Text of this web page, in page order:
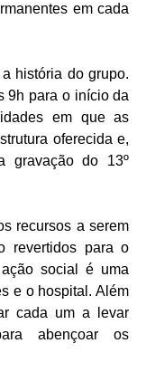
em cada
história do grupo.
9h para o início da
em que as
oferecida e,
gravação do 13º
recursos a serem
revertidos para o
social é uma
e o hospital. Além
cada um a levar
abençoar os